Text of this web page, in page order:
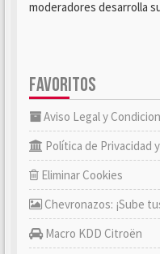
moderadores desarrolla
FAVORITOS
Aviso Legal y
Política de Privacidad
Eliminar Cookies
Chevronazos: ¡Sube
Macro KDD Citroën